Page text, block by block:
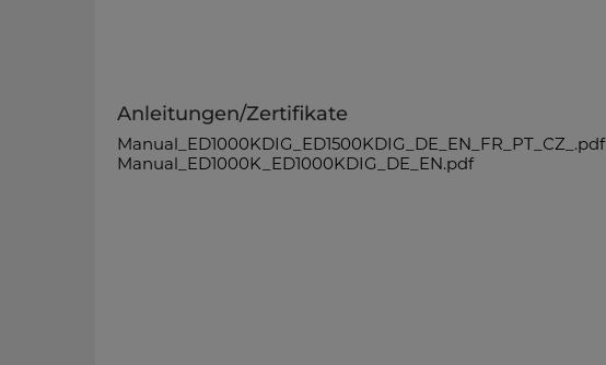
Anleitungen/Zertifikate
Manual_ED1000KDIG_ED1500KDIG_DE_EN_FR_PT_CZ_.pdf
Manual_ED1000K_ED1000KDIG_DE_EN.pdf